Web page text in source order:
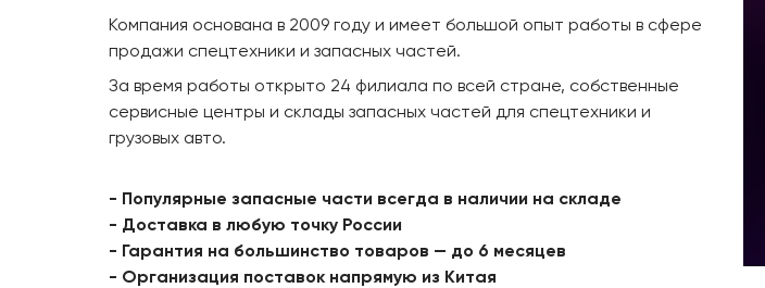
Компания основана в 2009 году и имеет большой опыт работы в сфере
продажи спецтехники и запасных частей.
За время работы открыто 24 филиала по всей стране, собственные
сервисные центры и склады запасных частей для спецтехники и
грузовых авто.
- Популярные запасные части всегда в наличии на складе
- Доставка в любую точку России
- Гарантия на большинство товаров — до 6 месяцев
- Организация поставок напрямую из Китая